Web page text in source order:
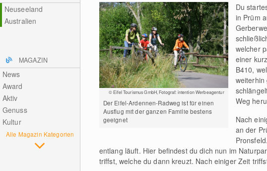
Neuseeland
Australien
MAGAZIN
News
Award
Aktiv
Genuss
Kultur
Alle Magazin Kategorien
© Eifel Tourismus GmbH, Fotograf: intention Werbeagentur
Der Eifel-Ardennen-Radweg ist für einen
Ausflug mit der ganzen Familie bestens
geeignet
Du
in Prüm
welcher
einer
B410,
weiterhin
Weg
Nach
an der
entlang läuft. Hier befindest du dich nun im
triffst, welche du dann kreuzt. Nach einiger Zeit